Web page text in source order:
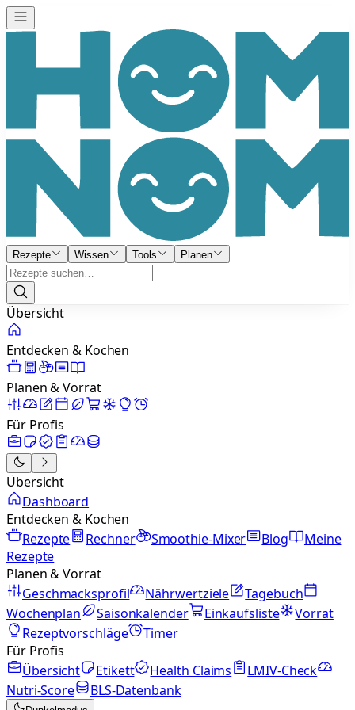
Rezepte Wissen Tools Planen
Übersicht
Entdecken & Kochen
Planen & Vorrat
Für Profis
Übersicht
Dashboard
Entdecken & Kochen
Rezepte
Rechner Smoothie-Mixer Blog
Meine
Rezepte
Planen & Vorrat
Geschmacksprofil
Nährwertziele
Tagebuch
Wochenplan
Saisonkalender Einkaufsliste
Vorrat
Rezeptvorschläge
Timer
Für Profis
Übersicht
Etikett Health Claims
LMIV-Check
Nutri-Score
BLS-Datenbank